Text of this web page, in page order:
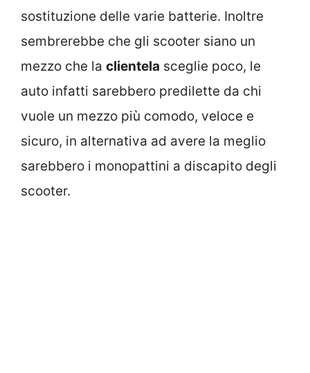
sostituzione delle varie batterie. Inoltre
sembrerebbe che gli scooter siano un
mezzo che la clientela sceglie poco, le
auto infatti sarebbero predilette da chi
vuole un mezzo più comodo, veloce e
sicuro, in alternativa ad avere la meglio
sarebbero i monopattini a discapito degli
scooter.